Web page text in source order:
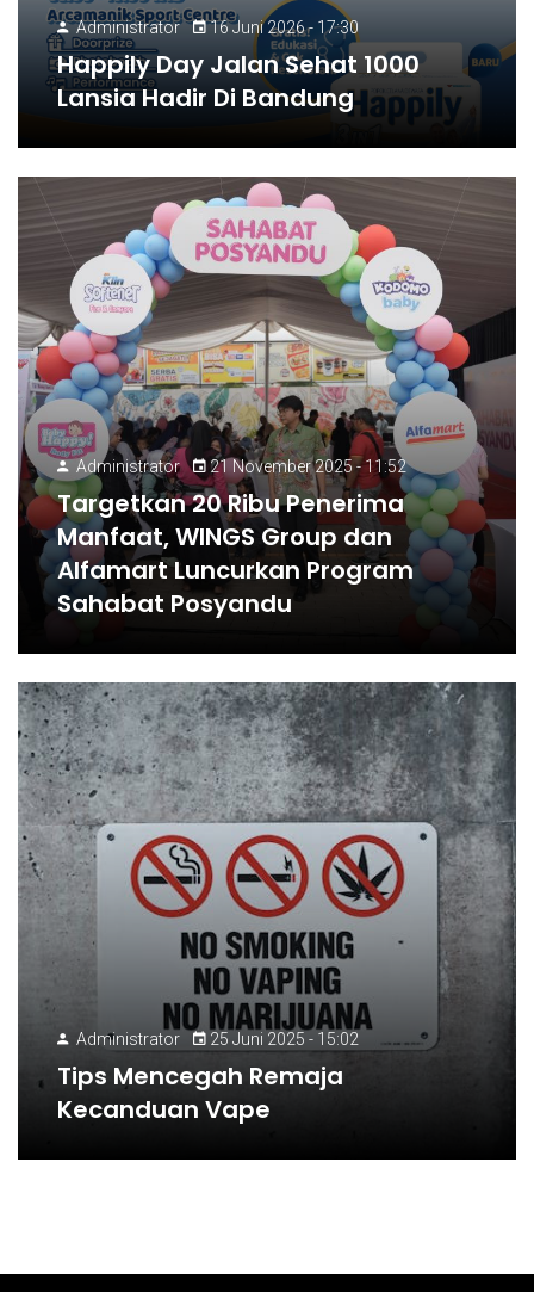
Administrator 16 Juni 2026 - 17:30
Happily Day Jalan Sehat 1000
Lansia Hadir Di Bandung
Administrator 21 November 2025 - 11:52
Targetkan 20 Ribu Penerima
Manfaat, WINGS Group dan
Alfamart Luncurkan Program
Sahabat Posyandu
Administrator 25 Juni 2025 - 15:02
Tips Mencegah Remaja
Kecanduan Vape